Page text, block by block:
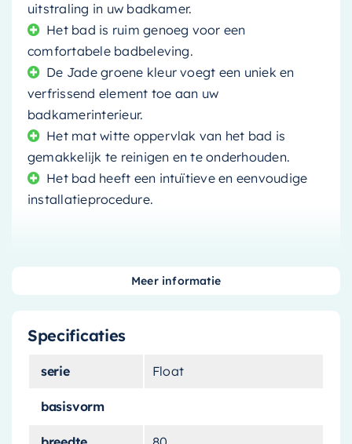
uitstraling in uw badkamer.
Het bad is ruim genoeg voor een
comfortabele badbeleving.
De Jade groene kleur voegt een uniek en
verfrissend element toe aan uw
badkamerinterieur.
Het mat witte oppervlak van het bad is
gemakkelijk te reinigen en te onderhouden.
Het bad heeft een intuïtieve en eenvoudige
installatieprocedure.
praktische toevoeging aan uw badkamer, maar
ook een stijlvolle. Met zijn unieke jade groene en
en geeft het een frisse en moderne uitstraling
Specificaties
serie Float
basisvorm
Meer informatie